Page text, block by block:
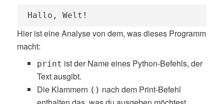
Hallo, Welt!
Hier ist eine Analyse von dem, was dieses Programm
macht:
print ist der Name eines Python-Befehls, der
Text ausgibt.
Die Klammern () nach dem Print-Befehl